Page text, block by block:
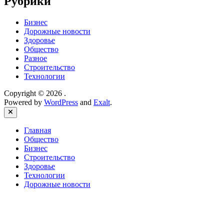
Бизнес
Дорожные новости
Здоровье
Общество
Разное
Строительство
Технологии
Copyright © 2026 .
Powered by WordPress and Exalt.
Close
Главная
Общество
Бизнес
Строительство
Здоровье
Технологии
Дорожные новости